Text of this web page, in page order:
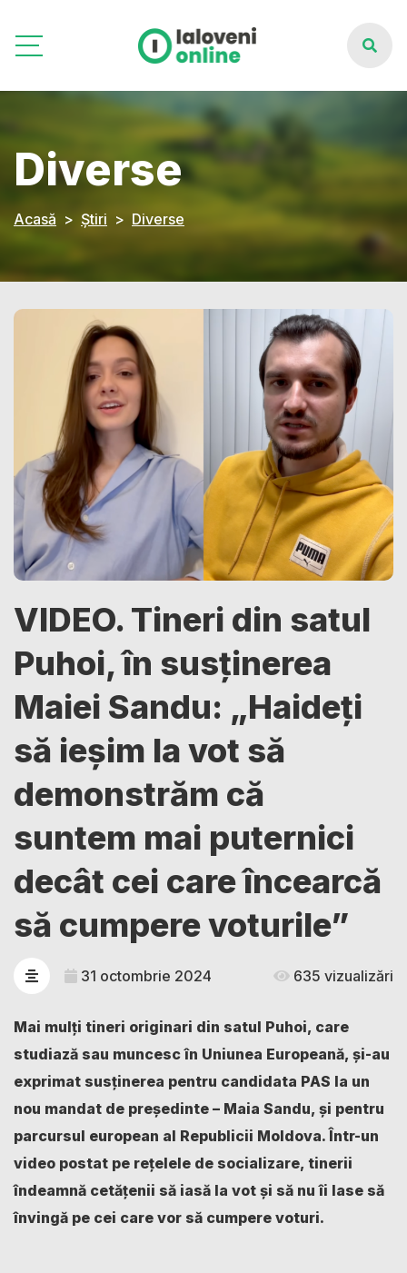
Diverse
Acasă Știri Diverse
VIDEO. Tineri din satul
Puhoi, în susținerea
Maiei Sandu: „Haideți
să ieșim la vot să
demonstrăm că
suntem mai puternici
decât cei care încearcă
să cumpere voturile”
31 octombrie 2024 635 vizualizări
Mai mulți tineri originari din satul Puhoi, care
studiază sau muncesc în Uniunea Europeană, și-au
exprimat susținerea pentru candidata PAS la un
nou mandat de președinte – Maia Sandu, și pentru
parcursul european al Republicii Moldova. Într-un
video postat pe rețelele de socializare, tinerii
îndeamnă cetățenii să iasă la vot și să nu îi lase să
învingă pe cei care vor să cumpere voturi.